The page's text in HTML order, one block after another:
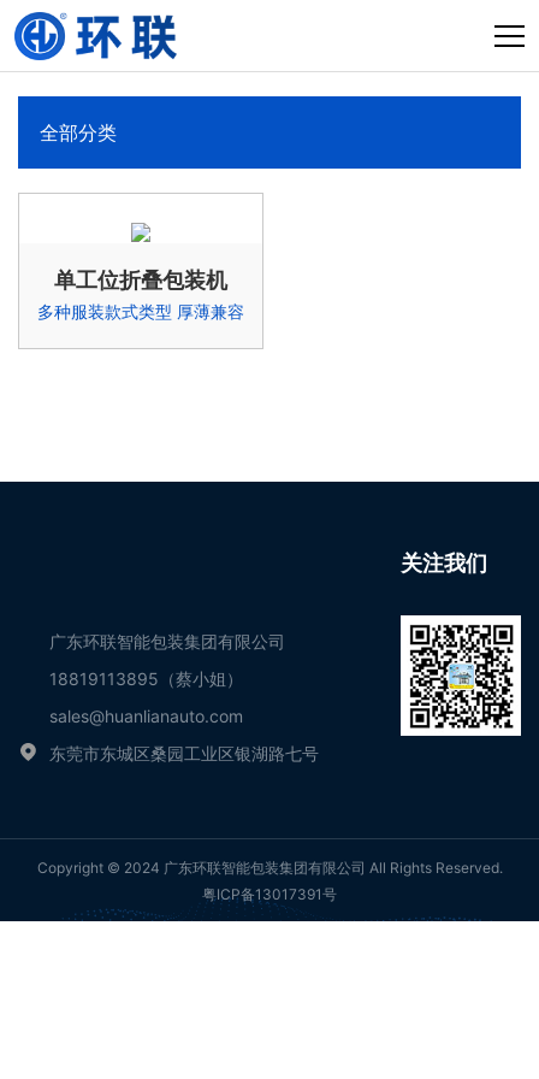
全部分类
单工位折叠包装机
多种服装款式类型 厚薄兼容
广东环联智能包装集团有限公司
18819113895（蔡小姐）
sales@huanlianauto.com
东莞市东城区桑园工业区银湖路七号
关注我们
Copyright © 2024 广东环联智能包装集团有限公司 All Rights Reserved.
粤ICP备13017391号